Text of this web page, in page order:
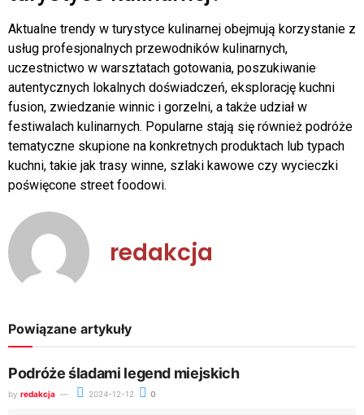
Aktualne trendy w turystyce kulinarnej obejmują korzystanie z
usług profesjonalnych przewodników kulinarnych,
uczestnictwo w warsztatach gotowania, poszukiwanie
autentycznych lokalnych doświadczeń, eksplorację kuchni
fusion, zwiedzanie winnic i gorzelni, a także udział w
festiwalach kulinarnych. Popularne stają się również podróże
tematyczne skupione na konkretnych produktach lub typach
kuchni, takie jak trasy winne, szlaki kawowe czy wycieczki
poświęcone street foodowi.
redakcja
Powiązane artykuły
Podróże śladami legend miejskich
by redakcja 2024-12-12 0